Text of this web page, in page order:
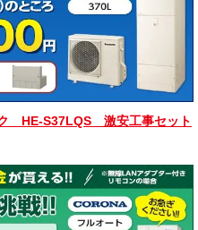
HE-S37LQS 激安工事セット